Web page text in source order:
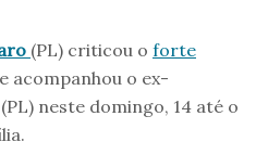
(PL) criticou o forte
acompanhou o ex-
(PL) neste domingo, 14 até o